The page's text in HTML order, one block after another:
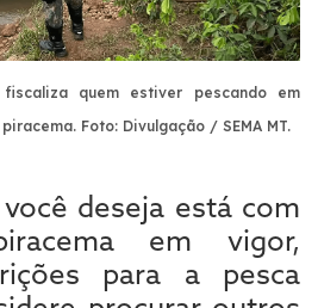
quem estiver pescando em
Foto: Divulgação / SEMA MT.
deseja está com
em vigor,
para a pesca